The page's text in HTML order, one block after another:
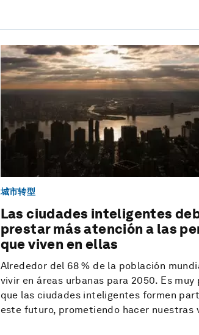
城市转型
Las ciudades inteligentes
prestar más atención a las
que viven en ellas
Alrededor del 68 % de la población
vivir en áreas urbanas para 2050. Es muy
que las ciudades inteligentes formen
este futuro, prometiendo hacer nuestras